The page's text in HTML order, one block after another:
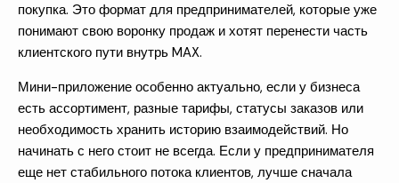
покупка. Это формат для предпринимателей, которые уже
понимают свою воронку продаж и хотят перенести часть
клиентского пути внутрь MAX.
Мини-приложение особенно актуально, если у бизнеса
есть ассортимент, разные тарифы, статусы заказов или
необходимость хранить историю взаимодействий. Но
начинать с него стоит не всегда. Если у предпринимателя
еще нет стабильного потока клиентов, лучше сначала